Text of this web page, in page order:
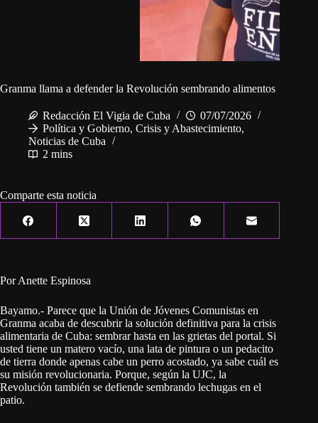
Granma llama a defender la Revolución sembrando alimentos
Redacción El Vigia de Cuba
07/07/2026
Política y Gobierno, Crisis y Abastecimiento,
Noticias de Cuba
2 mins
Comparte esta noticia
Por Anette Espinosa
Bayamo.- Parece que la Unión de Jóvenes Comunistas en
Granma acaba de descubrir la solución definitiva para la crisis
alimentaria de Cuba: sembrar hasta en las grietas del portal. Si
usted tiene un matero vacío, una lata de pintura o un pedacito
de tierra donde apenas cabe un perro acostado, ya sabe cuál es
su misión revolucionaria. Porque, según la UJC, la
Revolución también se defiende sembrando lechugas en el
patio.